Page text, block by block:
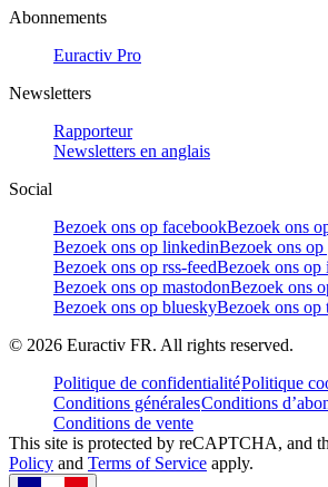
Abonnements
Euractiv Pro
Newsletters
Rapporteur
Newsletters en anglais
Social
Bezoek ons op facebookBezoek ons
Bezoek ons op linkedinBezoek ons
Bezoek ons op rss-feedBezoek ons op
Bezoek ons op mastodonBezoek ons
Bezoek ons op blueskyBezoek ons op
© 2026 Euractiv FR. All rights reserved.
Politique de confidentialitéPolitique
Conditions généralesConditions
Conditions de vente
This site is protected by reCAPTCHA, and
Policy and Terms of Service apply.